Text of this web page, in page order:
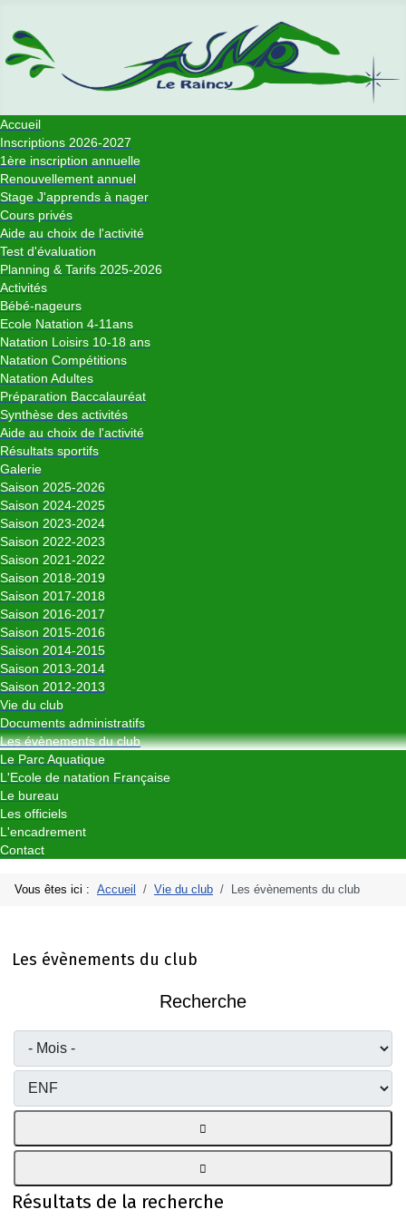
Accueil
Inscriptions 2026-2027
1ère inscription annuelle
Renouvellement annuel
Stage J'apprends à nager
Cours privés
Aide au choix de l'activité
Test d'évaluation
Planning & Tarifs 2025-2026
Activités
Bébé-nageurs
Ecole Natation 4-11ans
Natation Loisirs 10-18 ans
Natation Compétitions
Natation Adultes
Préparation Baccalauréat
Synthèse des activités
Aide au choix de l'activité
Résultats sportifs
Galerie
Saison 2025-2026
Saison 2024-2025
Saison 2023-2024
Saison 2022-2023
Saison 2021-2022
Saison 2018-2019
Saison 2017-2018
Saison 2016-2017
Saison 2015-2016
Saison 2014-2015
Saison 2013-2014
Saison 2012-2013
Vie du club
Documents administratifs
Les évènements du club
Le Parc Aquatique
L'Ecole de natation Française
Le bureau
Les officiels
L'encadrement
Contact
Vous êtes ici : Accueil Vie du club Les évènements du club
Les évènements du club
Recherche
Résultats de la recherche